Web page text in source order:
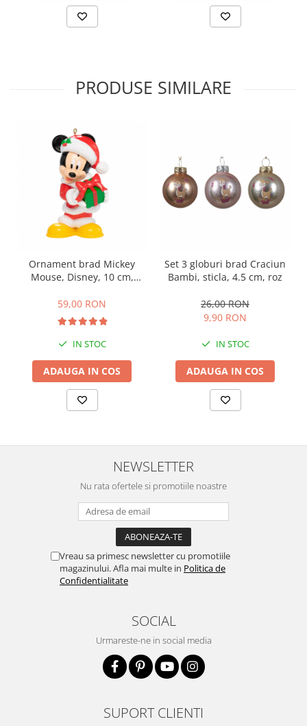
PRODUSE SIMILARE
Ornament brad Mickey
Mouse, Disney, 10 cm,
59,00 RON
IN STOC
ADAUGA IN COS
Set 3 globuri brad Craciun
Bambi, sticla, 4.5 cm, roz
26,00 RON
9,90 RON
IN STOC
ADAUGA IN COS
NEWSLETTER
Nu rata ofertele si promotiile noastre
Vreau sa primesc newsletter cu promotiile
magazinului. Afla mai multe in Politica de
Confidentialitate
SOCIAL
Urmareste-ne in social media
SUPORT CLIENTI